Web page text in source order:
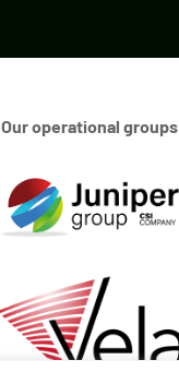
Our operational groups